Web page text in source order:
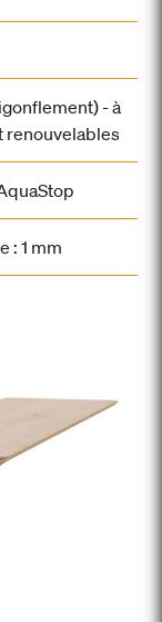
- à
renouvelables
: 1 mm